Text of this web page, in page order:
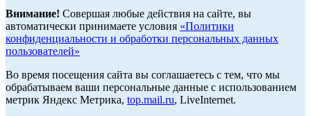
Внимание! Совершая любые действия на сайте, вы
автоматически принимаете условия «Политики
конфиденциальности и обработки персональных данных
пользователей»
Во время посещения сайта вы соглашаетесь с тем, что мы
обрабатываем ваши персональные данные с использованием
метрик Яндекс Метрика, top.mail.ru, LiveInternet.